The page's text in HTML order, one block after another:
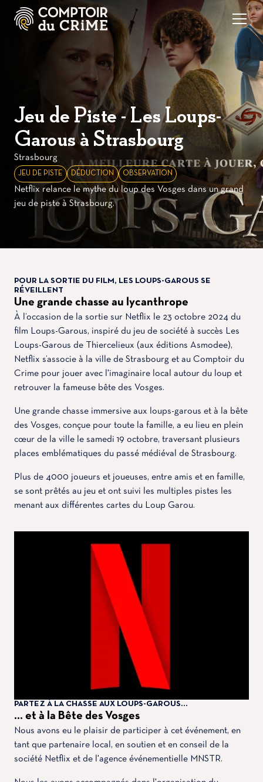
Jeu de Piste - Les Loups-
Garous à Strasbourg
Strasbourg
JEU DE PISTE DÉDUCTION OBSERVATION
Netflix relance le mythe du loup des Vosges dans un grand
jeu de piste à Strasbourg.
Une grande chasse au lycanthrope
POUR LA SORTIE DU FILM, LES LOUPS-GAROUS SE
RÉVEILLENT
À l’occasion de la sortie sur Netflix le 23 octobre 2024 du
film Loups-Garous, inspiré du jeu de société à succès Les
Loups-Garous de Thiercelieux (aux éditions Asmodee),
Netflix s’associe à la ville de Strasbourg et au Comptoir du
Crime pour jouer avec l'imaginaire local autour du loup et
retrouver la fameuse bête des Vosges.
Une grande chasse immersive aux loups-garous et à la bête
des Vosges, conçue pour toute la famille, a eu lieu en plein
cœur de la ville le samedi 19 octobre, traversant plusieurs
places emblématiques du passé médiéval de Strasbourg.
Plus de 4000 joueurs et joueuses, entre amis et en famille,
se sont prêtés au jeu et ont suivi les multiples pistes les
menant aux différentes cartes du Loup Garou.
... et à la Bête des Vosges
PARTEZ À LA CHASSE AUX LOUPS-GAROUS...
Nous avons eu le plaisir de participer à cet événement, en
tant que partenaire local, en soutien et en conseil de la
société Netflix et de l'agence événementielle MNSTR.